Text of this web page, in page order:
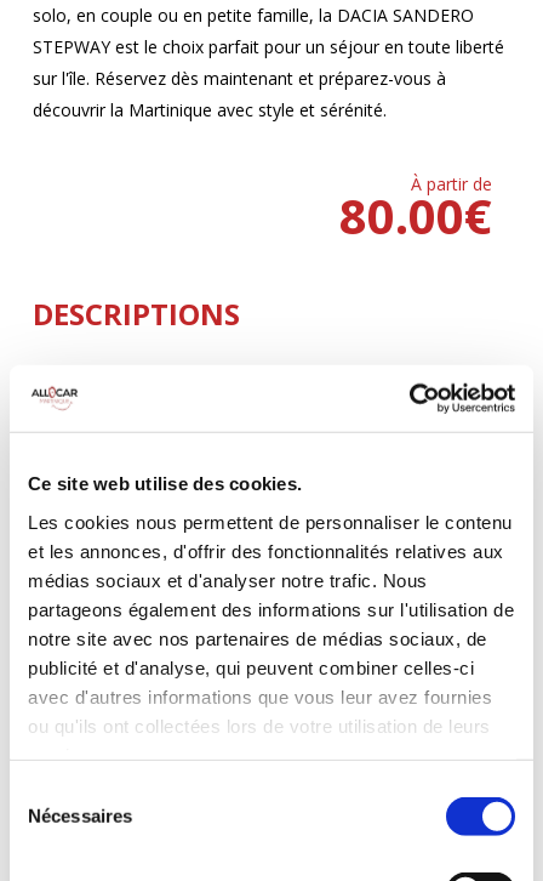
Ce site web utilise des cookies.
Les cookies nous permettent de personnaliser le contenu
et les annonces, d'offrir des fonctionnalités relatives aux
médias sociaux et d'analyser notre trafic. Nous
partageons également des informations sur l'utilisation de
notre site avec nos partenaires de médias sociaux, de
publicité et d'analyse, qui peuvent combiner celles-ci
avec d'autres informations que vous leur avez fournies
ou qu'ils ont collectées lors de votre utilisation de leurs
Nécessaires
solo, en couple ou en petite famille, la DACIA SANDERO
STEPWAY est le choix parfait pour un séjour en toute liberté
sur l'île. Réservez dès maintenant et préparez-vous à
découvrir la Martinique avec style et sérénité.
À partir de
€
80.00
DESCRIPTIONS
5 Portes
BLUETOOTH 5 Personnes 90 CV
3 Valises
INCLUS À LA LOCATION
Killométrage illimité
Assurance tous risques (hors franchise)
Carburant : plein à rendre plein
CONDITIONS DE LOCATION
Années de permis :2 ans